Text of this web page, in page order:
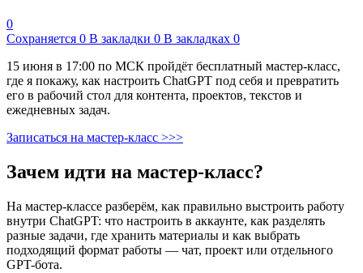
0
Сохраняется 0 В закладки 0 В закладках 0
15 июня в 17:00 по МСК пройдёт бесплатный мастер-класс,
где я покажу, как настроить ChatGPT под себя и превратить
его в рабочий стол для контента, проектов, текстов и
ежедневных задач.
Записаться на мастер-класс >>>
Зачем идти на мастер-класс?
На мастер-классе разберём, как правильно выстроить работу
внутри ChatGPT: что настроить в аккаунте, как разделять
разные задачи, где хранить материалы и как выбрать
подходящий формат работы — чат, проект или отдельного
GPT-бота.